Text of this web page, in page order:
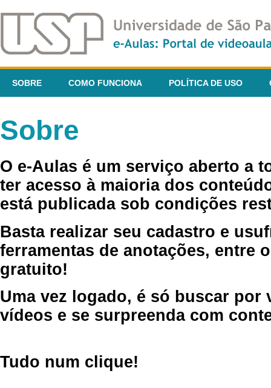
SOBRE COMO FUNCIONA POLÍTICA DE USO
Sobre
O e-Aulas é um serviço aberto a
ter acesso à maioria dos
está publicada sob condições
Basta realizar seu cadastro e
ferramentas de anotações, entre
gratuito!
Uma vez logado, é só buscar por
vídeos e se surpreenda com
Tudo num clique!